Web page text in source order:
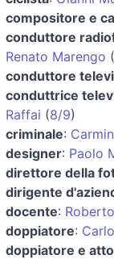
compositore e
conduttore
Renato Marengo (
conduttore
conduttrice
Raffai (8/9)
criminale:
designer: Paolo
direttore della
dirigente
docente:
doppiatore:
doppiatore e